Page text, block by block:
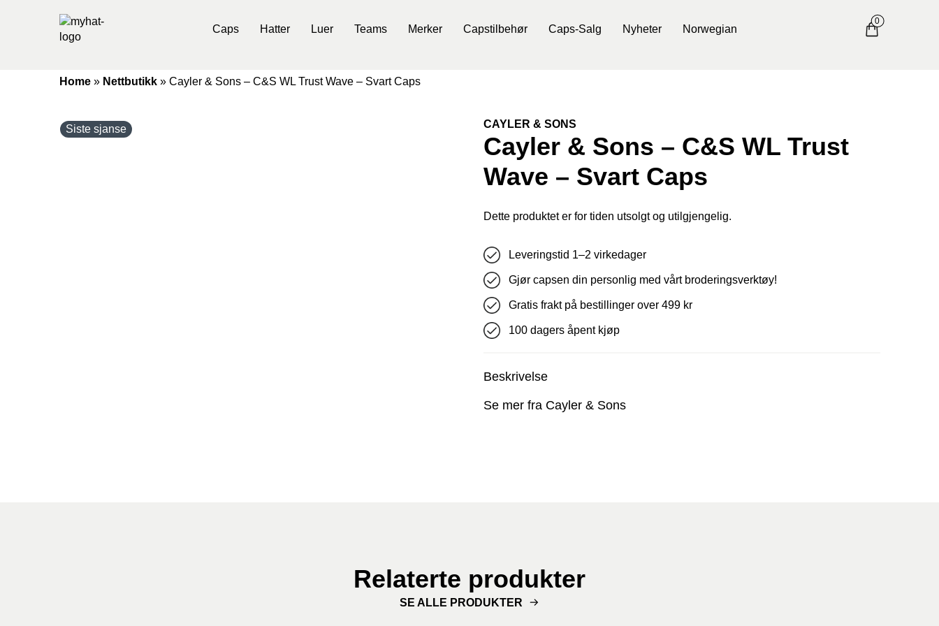
Caps Hatter Luer Teams Merker Capstilbehør Caps-Salg Nyheter Norwegian
0
Home» Nettbutikk» Cayler & Sons – C&S WL Trust Wave – Svart Caps
Siste sjanse CAYLER & SONS
Cayler & Sons – C&S WL Trust
Wave – Svart Caps
Dette produktet er for tiden utsolgt og utilgjengelig.
Leveringstid 1–2 virkedager
Gjør capsen din personlig med vårt broderingsverktøy!
Gratis frakt på bestillinger over 499 kr
100 dagers åpent kjøp
Beskrivelse
Se mer fra Cayler & Sons
Relaterte produkter
SE ALLE PRODUKTER